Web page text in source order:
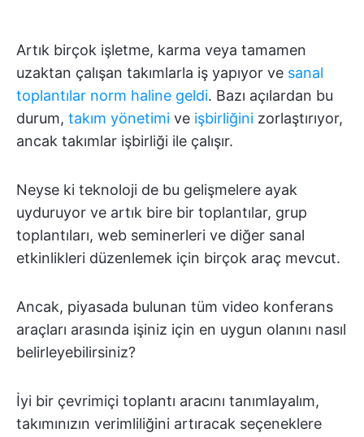
Artık birçok işletme, karma veya tamamen
uzaktan çalışan takımlarla iş yapıyor ve sanal
toplantılar norm haline geldi. Bazı açılardan bu
durum, takım yönetimi ve işbirliğini zorlaştırıyor,
ancak takımlar işbirliği ile çalışır.
Neyse ki teknoloji de bu gelişmelere ayak
uyduruyor ve artık bire bir toplantılar, grup
toplantıları, web seminerleri ve diğer sanal
etkinlikleri düzenlemek için birçok araç mevcut.
Ancak, piyasada bulunan tüm video konferans
araçları arasında işiniz için en uygun olanını nasıl
belirleyebilirsiniz?
İyi bir çevrimiçi toplantı aracını tanımlayalım,
takımınızın verimliliğini artıracak seçeneklere